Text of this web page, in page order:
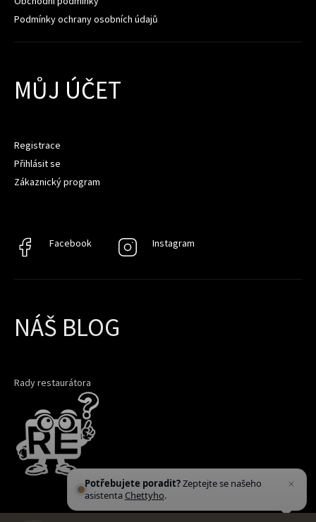
Podmínky ochrany osobních údajů
MŮJ ÚČET
Registrace
Přihlásit se
Zákaznický program
Facebook
Facebook Instagram
Instagram
NÁŠ BLOG
Rady restaurátora
Potřebujete poradit?Zeptejte se našeho
asistenta Chettyho.